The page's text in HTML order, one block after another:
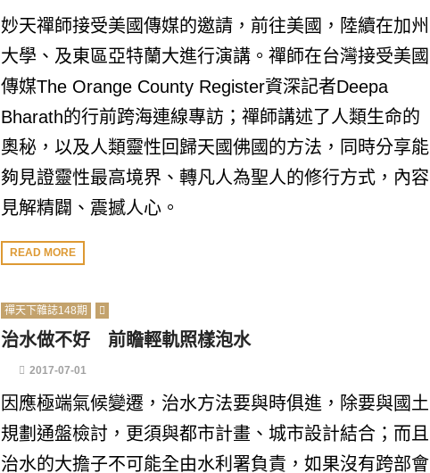
妙天禪師接受美國傳媒的邀請，前往美國，陸續在加州
大學、及東區亞特蘭大進行演講。禪師在台灣接受美國
傳媒The Orange County Register資深記者Deepa
Bharath的行前跨海連線專訪；禪師講述了人類生命的
奧秘，以及人類靈性回歸天國佛國的方法，同時分享能
夠見證靈性最高境界、轉凡人為聖人的修行方式，內容
見解精闢、震撼人心。
READ MORE
禪天下雜誌148期
治水做不好 前瞻輕軌照樣泡水
2017-07-01
因應極端氣候變遷，治水方法要與時俱進，除要與國土
規劃通盤檢討，更須與都市計畫、城市設計結合；而且
治水的大擔子不可能全由水利署負責，如果沒有跨部會